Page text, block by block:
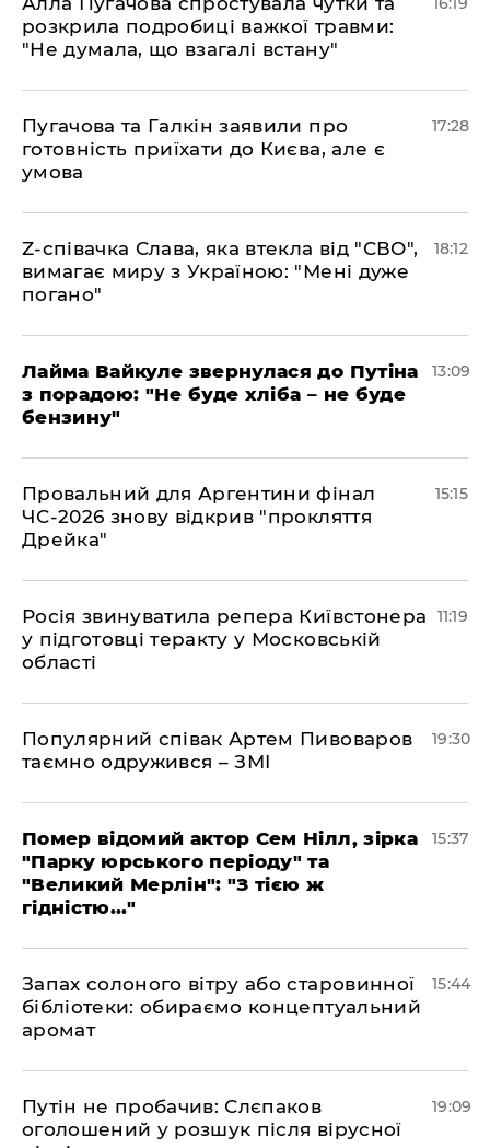
розкрила подробиці важкої травми:
"Не думала, що взагалі встану"
​Пугачова та Галкін заявили про
готовність приїхати до Києва, але є
умова
17:28
​Z-співачка Слава, яка втекла від "СВО",
вимагає миру з Україною: "Мені дуже
погано"
18:12
Лайма Вайкуле звернулася до Путіна
з порадою: "Не буде хліба – не буде
бензину"
13:09
Провальний для Аргентини фінал
ЧС-2026 знову відкрив "прокляття
Дрейка"
15:15
Росія звинуватила репера Київстонера
у підготовці теракту у Московській
області
11:19
Популярний співак Артем Пивоваров
таємно одружився – ЗМІ
19:30
Помер відомий актор Сем Нілл, зірка
"Парку юрського періоду" та
"Великий Мерлін": "З тією ж
гідністю..."
15:37
Запах солоного вітру або старовинної
бібліотеки: обираємо концептуальний
аромат
15:44
​Путін не пробачив: Слєпаков
оголошений у розшук після вірусної
19:09